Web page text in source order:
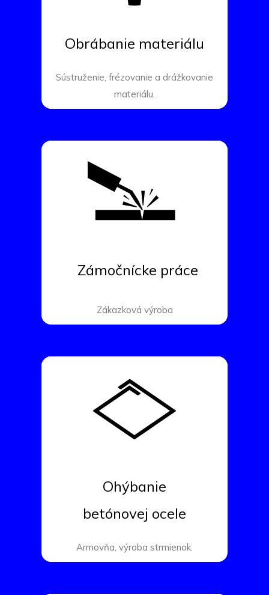
Obrábanie materiálu
Sústruženie, frézovanie a drážkovanie
materiálu.
Zámočnícke práce
Zákazková výroba
Ohýbanie
betónovej ocele
Armovňa, výroba strmienok.